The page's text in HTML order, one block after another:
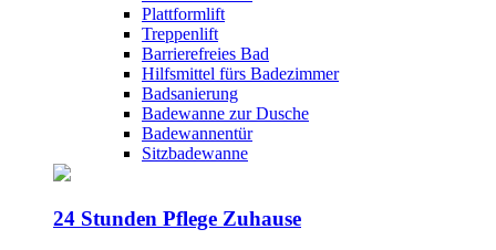
Plattformlift
Treppenlift
Barrierefreies Bad
Hilfsmittel fürs Badezimmer
Badsanierung
Badewanne zur Dusche
Badewannentür
Sitzbadewanne
24 Stunden Pflege Zuhause